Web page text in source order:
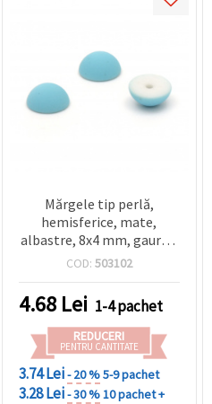
Mărgele tip perlă,
hemisferice, mate,
albastre, 8x4 mm, gaură 1
mm - 20 bucăți
COD: 503102
4.68 Lei 1-4 pachet
REDUCERI
PENTRU CANTITATE
3.74 Lei- 20 %5-9 pachet
3.28 Lei- 30 %10 pachet +